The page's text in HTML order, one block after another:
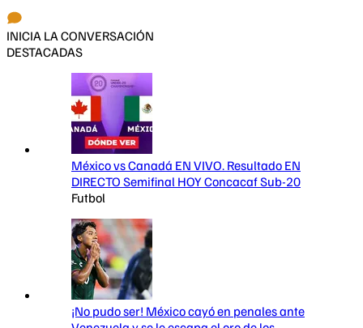
INICIA LA CONVERSACIÓN
DESTACADAS
México vs Canadá EN VIVO. Resultado EN
DIRECTO Semifinal HOY Concacaf Sub-20
Futbol
¡No pudo ser! México cayó en penales ante